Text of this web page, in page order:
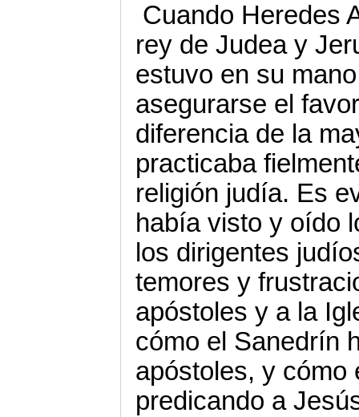
Cuando Heredes
rey de Judea y
estuvo en su
asegurarse el
diferencia de la
practicaba
religión judía. Es
había visto y oído
los dirigentes
temores y
apóstoles y a la
cómo el Sanedrín
apóstoles, y cómo
predicando a